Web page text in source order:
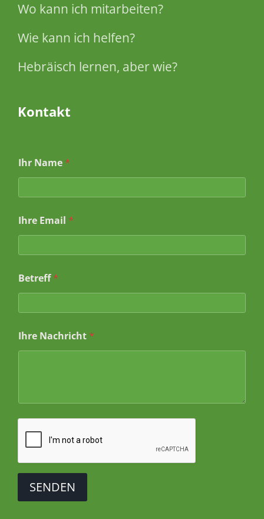
Wo kann ich mitarbeiten?
Wie kann ich helfen?
Hebräisch lernen, aber wie?
Kontakt
B
e
r
f
f
h
e
Ihr Name *
Ihre Email *
Betreff*
Ihre Nachricht *
SENDEN